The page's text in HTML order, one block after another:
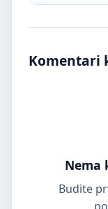
Komentari
Nema
Budite